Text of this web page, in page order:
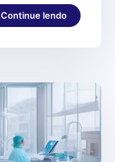
Continue lendo